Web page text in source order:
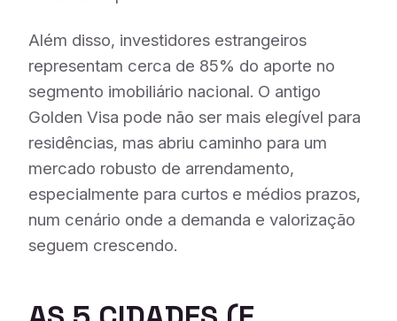
Além disso, investidores estrangeiros
representam cerca de 85% do aporte no
segmento imobiliário nacional. O antigo
Golden Visa pode não ser mais elegível para
residências, mas abriu caminho para um
mercado robusto de arrendamento,
especialmente para curtos e médios prazos,
num cenário onde a demanda e valorização
seguem crescendo.